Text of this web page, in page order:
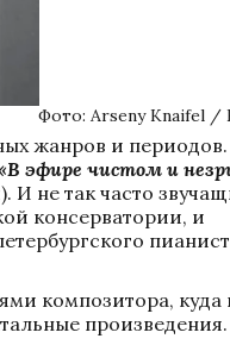
Фото: Arseny Knaifel /
жанров и периодов.
эфире чистом и
не так часто
консерватории, и
композитора,
произведения.